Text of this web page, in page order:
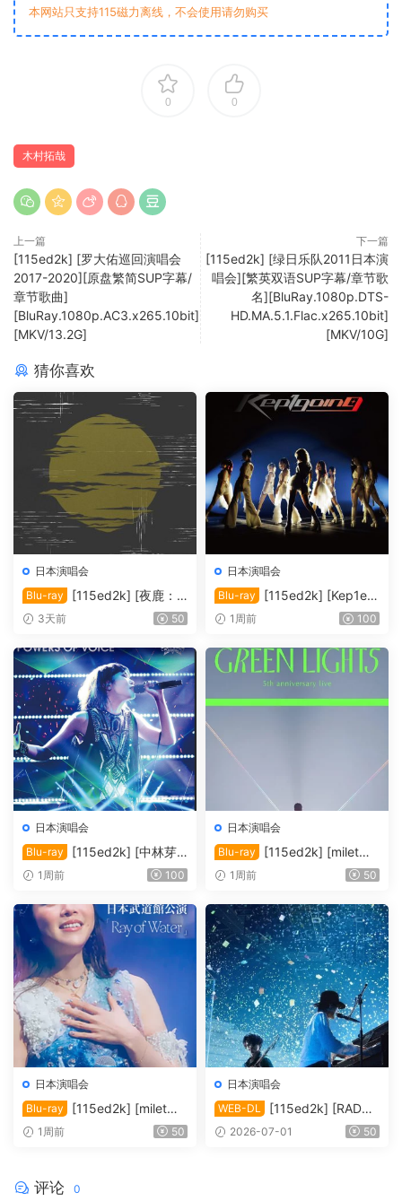
本网站只支持115磁力离线，不会使用请勿购买
0 0
木村拓哉
上一篇
[115ed2k] [罗大佑巡回演唱会
2017-2020][原盘繁简SUP字幕/
章节歌曲]
[BluRay.1080p.AC3.x265.10bit]
[MKV/13.2G]
下一篇
[115ed2k] [绿日乐队2011日本演
唱会][繁英双语SUP字幕/章节歌
名][BluRay.1080p.DTS-
HD.MA.5.1.Flac.x265.10bit]
[MKV/10G]
猜你喜欢
日本演唱会
Blu-ray
[115ed2k] [夜鹿：2
022「月光」演唱会][MKV/1
AC2.0.x264]
3天前 50
日本演唱会
Blu-ray
[115ed2k] [Kep1er
日本演唱会2024][ISO/42.36
1周前 100
日本演唱会
Blu-ray
[115ed2k] [中林芽
依-2016纪念演唱会][ISO/39.
1周前 100
日本演唱会
Blu-ray
[115ed2k] [milet：
出道五周年纪念演唱会「GRE
节]][MKV/5.71 GiB]
1周前 50
日本演唱会
Blu-ray
[115ed2k] [milet日
本武道馆演唱会「Ray of Wat
r」][1080p.BluRay.x264.FL
AC.2.0][MKV/7.28 GiB]
1周前 50
日本演唱会
WEB-DL
[115ed2k] [RADWI
MPS 20周年巡回演唱会 RAD
2026-07-01 50
评论 0